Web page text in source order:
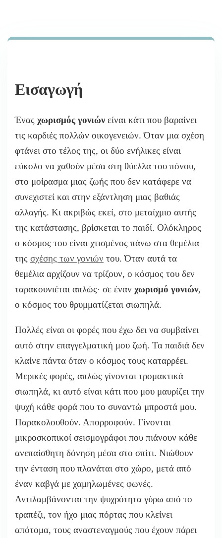
ΠΡΟΣΤΑΤΕΎΣΕΤΕ
Εισαγωγή
Ένας χωρισμός γονιώνείναι κάτι που βαραίνει
τις καρδιές πολλών οικογενειών. Όταν μια σχέση
φτάνει στο τέλος της, οι δύο ενήλικες είναι
εύκολο να χαθούν μέσα στη θύελλα του πόνου,
στο μοίρασμα μιας ζωής που δεν κατάφερε να
συνεχιστεί και στην εξάντληση μιας βαθιάς
αλλαγής. Κι ακριβώς εκεί, στο μεταίχμιο αυτής
της κατάστασης, βρίσκεται το παιδί. Ολόκληρος
ο κόσμος του είναι χτισμένος πάνω στα θεμέλια
της σχέσης των γονιών του. Όταν αυτά τα
θεμέλια αρχίζουν να τρίζουν, ο κόσμος του δεν
ταρακουνιέται απλώς· σε έναν χωρισμό γονιών,
ο κόσμος του θρυμματίζεται σιωπηλά.
Πολλές είναι οι φορές που έχω δει να συμβαίνει
αυτό στην επαγγελματική μου ζωή. Τα παιδιά δεν
κλαίνε πάντα όταν ο κόσμος τους καταρρέει.
Μερικές φορές, απλώς γίνονται τρομακτικά
σιωπηλά, κι αυτό είναι κάτι που μου μαυρίζει την
ψυχή κάθε φορά που το συναντώ μπροστά μου.
Παρακολουθούν. Απορροφούν. Γίνονται
μικροσκοπικοί σεισμογράφοι που πιάνουν κάθε
ανεπαίσθητη δόνηση μέσα στο σπίτι. Νιώθουν
την ένταση που πλανάται στο χώρο, μετά από
έναν καβγά με χαμηλωμένες φωνές.
Αντιλαμβάνονται την ψυχρότητα γύρω από το
τραπέζι, τον ήχο μιας πόρτας που κλείνει
απότομα, τους αναστεναγμούς που έχουν πάρει